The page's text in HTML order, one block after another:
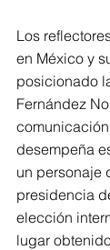
Los
en México y
posicionado
Fernández
desempeña
un personaje
presidencia
elección
lugar